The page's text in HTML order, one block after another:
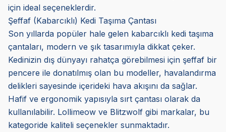
için ideal seçeneklerdir.
Şeffaf (Kabarcıklı) Kedi Taşıma Çantası
Son yıllarda popüler hale gelen kabarcıklı kedi taşıma
çantaları, modern ve şık tasarımıyla dikkat çeker.
Kedinizin dış dünyayı rahatça görebilmesi için şeffaf bir
pencere ile donatılmış olan bu modeller, havalandırma
delikleri sayesinde içerideki hava akışını da sağlar.
Hafif ve ergonomik yapısıyla sırt çantası olarak da
kullanılabilir. Lollimeow ve Blitzwolf gibi markalar, bu
kategoride kaliteli seçenekler sunmaktadır.